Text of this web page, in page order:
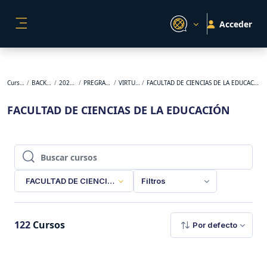
Acceder
Cursos BACKUP 2026-1 PREGRADO VIRTUAL FACULTAD DE CIENCIAS DE LA EDUCACIÓN
FACULTAD DE CIENCIAS DE LA EDUCACIÓN
Buscar cursos
Buscar cursos
FACULTAD DE CIENCIAS DE LA EDUCACIÓN
Filtros
122 Cursos Por defecto